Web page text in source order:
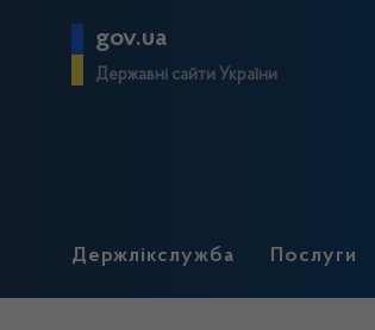
gov.ua
Державні сайти України
Держлікслужба Послуги